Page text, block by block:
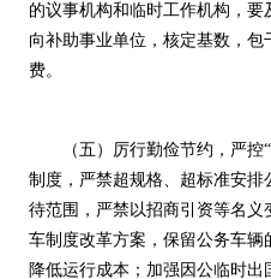
的议事机构和临时工作机构，
向补助事业单位，核定基数，
费。
（五）厉行勤俭节约，严
制度，严禁超规格、超标准安
待范围，严禁以招商引资等名
车制度改革方案，保留公务车辆
降低运行成本；加强因公临时